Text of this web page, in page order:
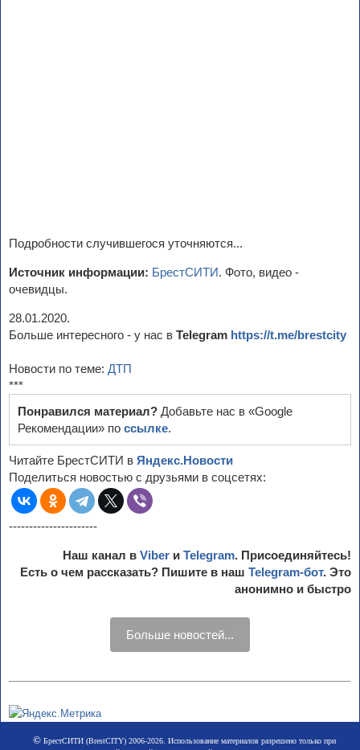
Подробности случившегося уточняются...
Источник информации: БрестСИТИ. Фото, видео -
очевидцы.
28.01.2020.
Больше интересного - у нас в Telegram https://t.me/brestcity
Новости по теме: ДТП
***
Понравился материал? Добавьте нас в «Google
Рекомендации» по ссылке.
Читайте БрестСИТИ в Яндекс.Новости
Поделиться новостью с друзьями в соцсетях:
----------------------
Наш канал в Viber и Telegram. Присоединяйтесь!
Есть о чем рассказать? Пишите в наш Telegram-бот. Это
анонимно и быстро
Больше новостей...
©БрестСИТИ (BrestCITY) 2006-2026. Использование материалов разрешено только при